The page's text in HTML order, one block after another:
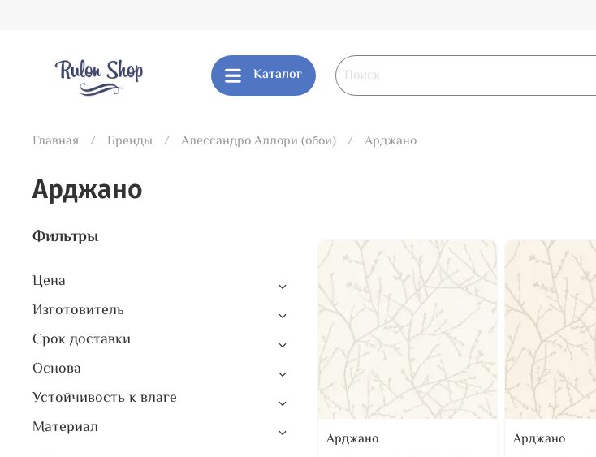
Каталог
Главная Бренды Алессандро Аллори (обои) Арджано
Арджано
Арджано
Арджано
Фильтры
Цена
Изготовитель
Срок доставки
Основа
Устойчивость к влаге
Материал